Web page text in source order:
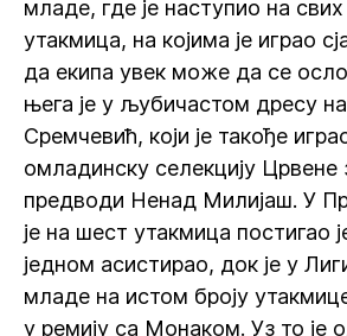
младе, где је наступио на
утакмица, на којима је играо
да екипа увек може да се
њега је у љубичастом дресу
Сремчевић, који је такође
омладинску селекцију Црвене
предводи Ненад Милијаш. У
је на шест утакмица постигао
једном асистирао, док је у
младе на истом броју
у ремију са Монаком. Уз то је